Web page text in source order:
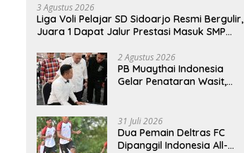
3 Agustus 2026
Liga Voli Pelajar SD Sidoarjo Resmi Bergulir,
Juara 1 Dapat Jalur Prestasi Masuk SMP
2 Agustus 2026
PB Muaythai Indonesia
Gelar Penataran Wasit,
31 Juli 2026
Dua Pemain Deltras FC
Dipanggil Indonesia All-